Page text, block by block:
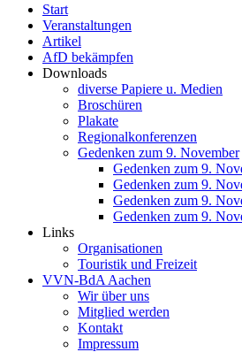
Start
Veranstaltungen
Artikel
AfD bekämpfen
Downloads
diverse Papiere u. Medien
Broschüren
Plakate
Regionalkonferenzen
Gedenken zum 9. November
Gedenken zum 9.
Gedenken zum 9.
Gedenken zum 9.
Gedenken zum 9.
Links
Organisationen
Touristik und Freizeit
VVN-BdA Aachen
Wir über uns
Mitglied werden
Kontakt
Impressum